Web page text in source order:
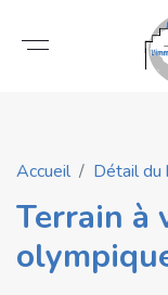
Accueil Détail du
Terrain à